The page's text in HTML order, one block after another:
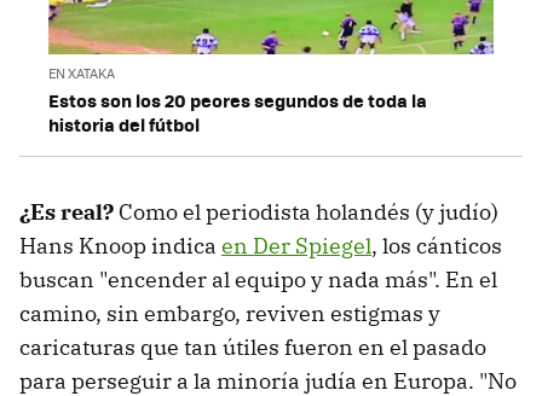
EN XATAKA
Estos son los 20 peores segundos de toda la
historia del fútbol
¿Es real? Como el periodista holandés (y judío)
Hans Knoop indica en Der Spiegel, los cánticos
buscan "encender al equipo y nada más". En el
camino, sin embargo, reviven estigmas y
caricaturas que tan útiles fueron en el pasado
para perseguir a la minoría judía en Europa. "No